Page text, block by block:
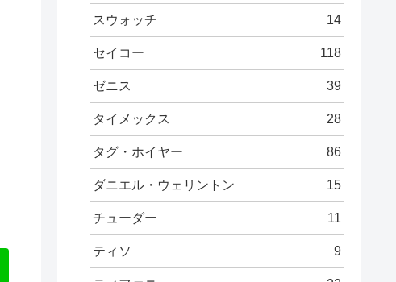
スウォッチ 14
セイコー 118
ゼニス 39
タイメックス 28
タグ・ホイヤー 86
ダニエル・ウェリントン 15
チューダー 11
ティソ 9